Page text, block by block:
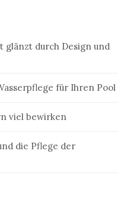
glänzt durch Design und
für Ihren Pool
viel bewirken
die Pflege der